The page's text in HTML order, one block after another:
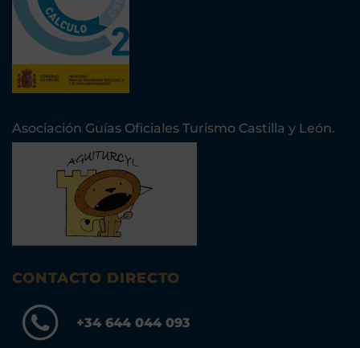
Asociación Guías Oficiales Turismo Castilla y León.
CONTACTO DIRECTO
+34 644 044 093